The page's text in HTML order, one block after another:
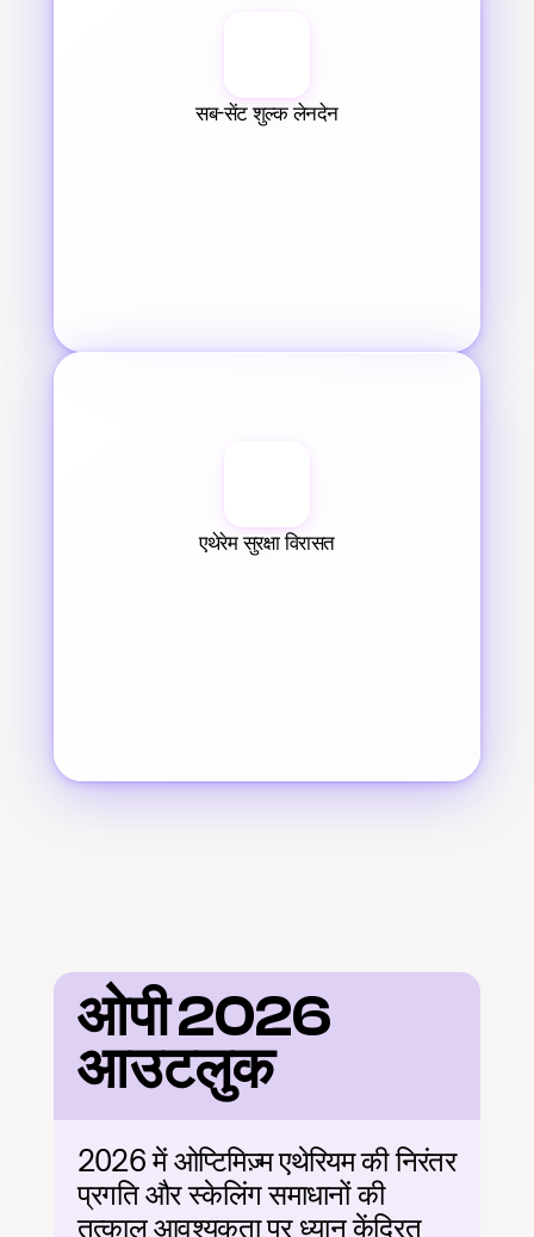
सब-सेंट शुल्क लेनदेन
एथेरेम सुरक्षा विरासत
ओपी 2026
आउटलुक
2026 में ओप्टिमिज़्म एथेरियम की निरंतर
प्रगति और स्केलिंग समाधानों की
तत्काल आवश्यकता पर ध्यान केंद्रित